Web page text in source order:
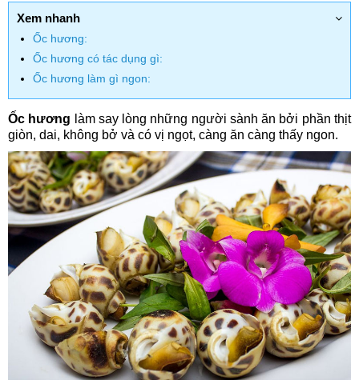
Xem nhanh
Ốc hương:
Ốc hương có tác dụng gì:
Ốc hương làm gì ngon:
Ốc hương làm say lòng những người sành ăn bởi phần thịt
giòn, dai, không bở và có vị ngọt, càng ăn càng thấy ngon.